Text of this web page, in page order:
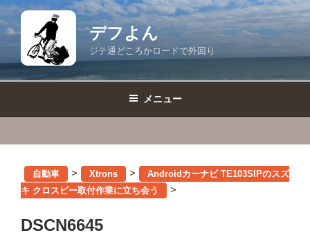
コ
ン
デフよん
ジテ通どころかロードで外回り
メニュー
自動車 > Xtrons >
Androidカーナビ TE103SIPのスズ
キ クロスビー取付作業に立ち会う
>
DSCN6645